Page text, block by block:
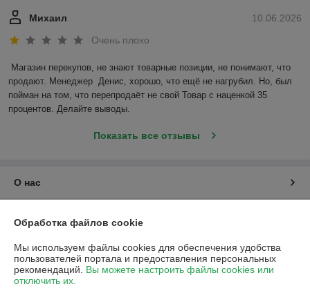
10.06.2026
Михаил
Очень плохо
Магазин перекупов, не знают товарные позиции, не понимают, что
продают. Менеджер  Денис, хорошо, что ещё не нагрубил. Но, был
пойман на том, что перепродаёт не свой Товар с наценкой 35
процентов. Делайте выводы.
Показать все отзывы
О нас
Доставка и оплата
График работы
Обработка файлов cookie
Мы используем файлы cookies для обеспечения удобства
пользователей портала и предоставления персональных
рекомендаций. Вы можете настроить файлы cookies или
отключить их.